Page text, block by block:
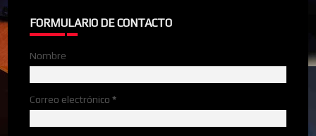
FORMULARIO DE CONTACTO
Nombre
Correo electrónico*